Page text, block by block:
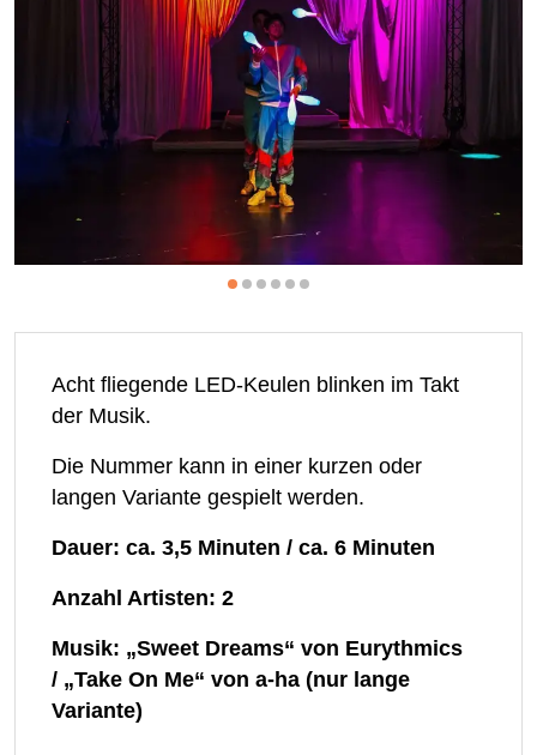
Acht fliegende LED-Keulen blinken im Takt
der Musik.
Die Nummer kann in einer kurzen oder
langen Variante gespielt werden.
Dauer: ca. 3,5 Minuten / ca. 6 Minuten
Anzahl Artisten: 2
Musik: „Sweet Dreams“ von Eurythmics
/ „Take On Me“ von a-ha (nur lange
Variante)